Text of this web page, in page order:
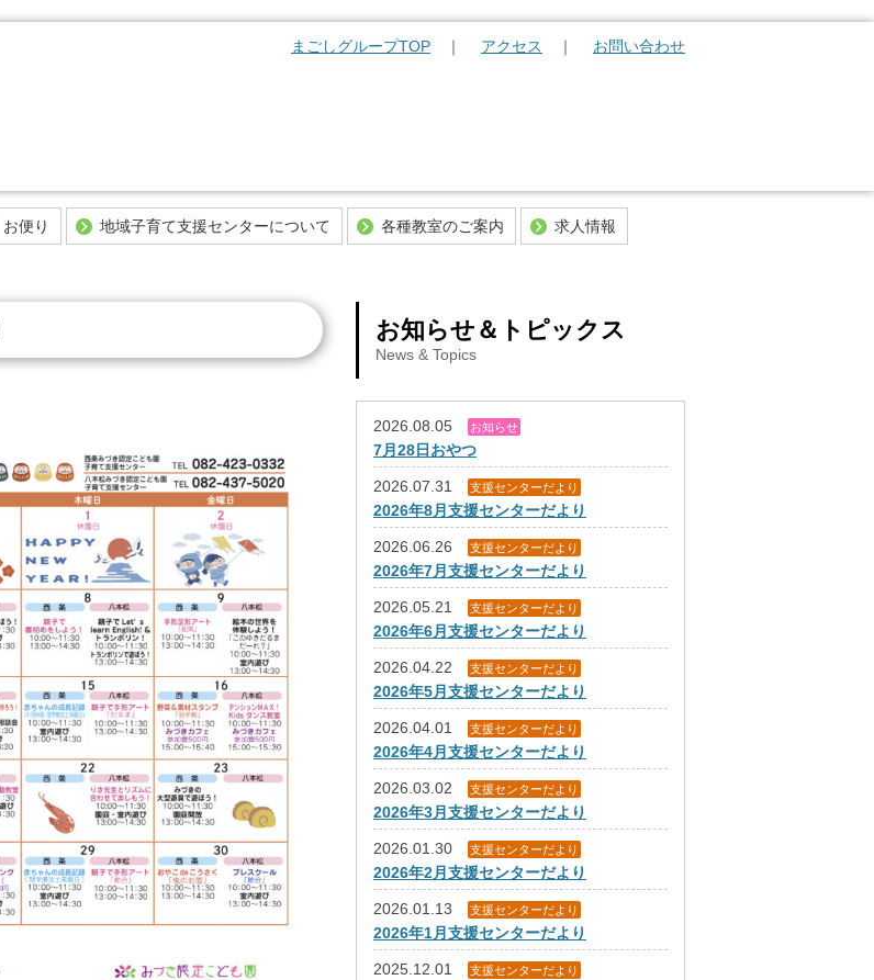
まごしグループTOP アクセス お問い合わせ
Skip to content
園
も
お便り
の給食
のおやつ
地域子育て支援センターについて
支援センターだより
各種教室のご案内 求人情報
お知らせ＆トピックス
News & Topics
2026.08.05 お知らせ
7月28日おやつ
2026.07.31 支援センターだより
2026年8月支援センターだより
2026.06.26 支援センターだより
2026年7月支援センターだより
2026.05.21 支援センターだより
2026年6月支援センターだより
2026.04.22 支援センターだより
2026年5月支援センターだより
2026.04.01 支援センターだより
2026年4月支援センターだより
2026.03.02 支援センターだより
2026年3月支援センターだより
2026.01.30 支援センターだより
2026年2月支援センターだより
2026.01.13 支援センターだより
2026年1月支援センターだより
2025.12.01 支援センターだより